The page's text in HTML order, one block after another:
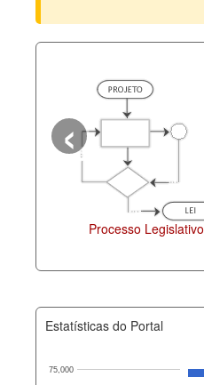
Perguntas frequentes
Processo Legislativo
‹
Estatísticas do Portal
75,000